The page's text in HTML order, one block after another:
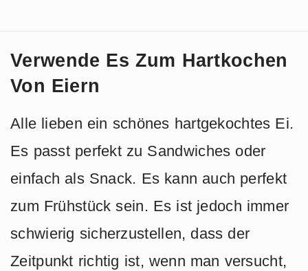
Verwende Es Zum Hartkochen
Von Eiern
Alle lieben ein schönes hartgekochtes Ei.
Es passt perfekt zu Sandwiches oder
einfach als Snack. Es kann auch perfekt
zum Frühstück sein. Es ist jedoch immer
schwierig sicherzustellen, dass der
Zeitpunkt richtig ist, wenn man versucht,